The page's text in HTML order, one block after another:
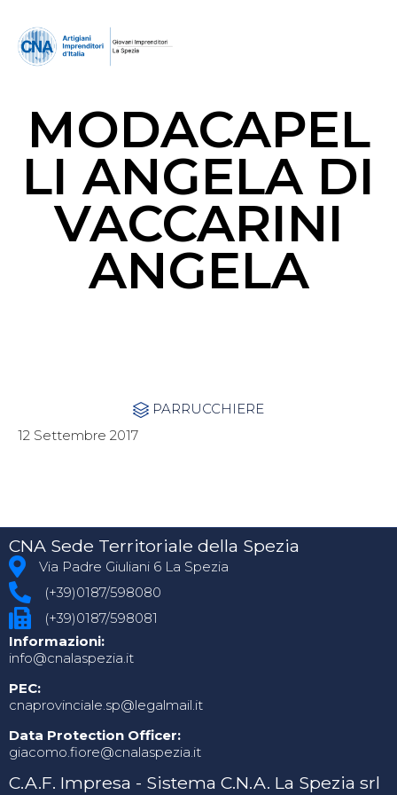
MODACAPEL
LI ANGELA DI
VACCARINI
ANGELA
 Category
PARRUCCHIERE
12 Settembre 2017
CNA Sede Territoriale della Spezia
Via Padre Giuliani 6 La Spezia
(+39)0187/598080
(+39)0187/598081
Informazioni:
info@cnalaspezia.it
PEC:
cnaprovinciale.sp@legalmail.it
Data Protection Officer:
giacomo.fiore@cnalaspezia.it
C.A.F. Impresa - Sistema C.N.A. La Spezia srl